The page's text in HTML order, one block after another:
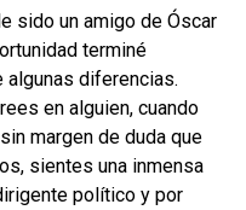
sido un amigo de Óscar
terminé
diferencias.
en alguien, cuando
margen de duda que
sientes una inmensa
político y por